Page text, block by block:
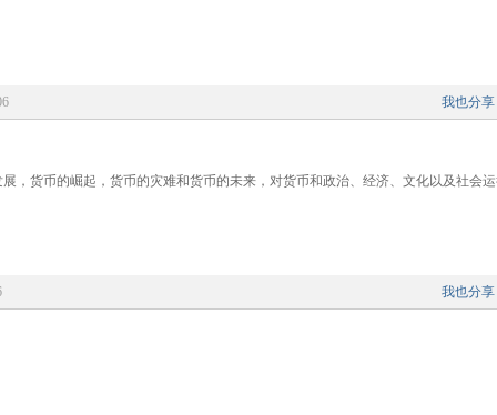
我也分享
，货币的崛起，货币的灾难和货币的未来，对货币和政治、经济、文化以及社会
我也分享